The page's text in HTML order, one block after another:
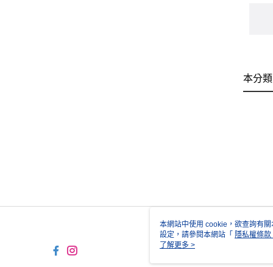
本分
本網站中使用 cookie，欲查詢有
設定，請參閱本網站「 隱私權條款
使用 cookie。
了解更多 >